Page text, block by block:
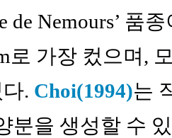
de Nemours’ 품
로 가장 컸으며,
. Choi(1994)는
분을 생성할 수